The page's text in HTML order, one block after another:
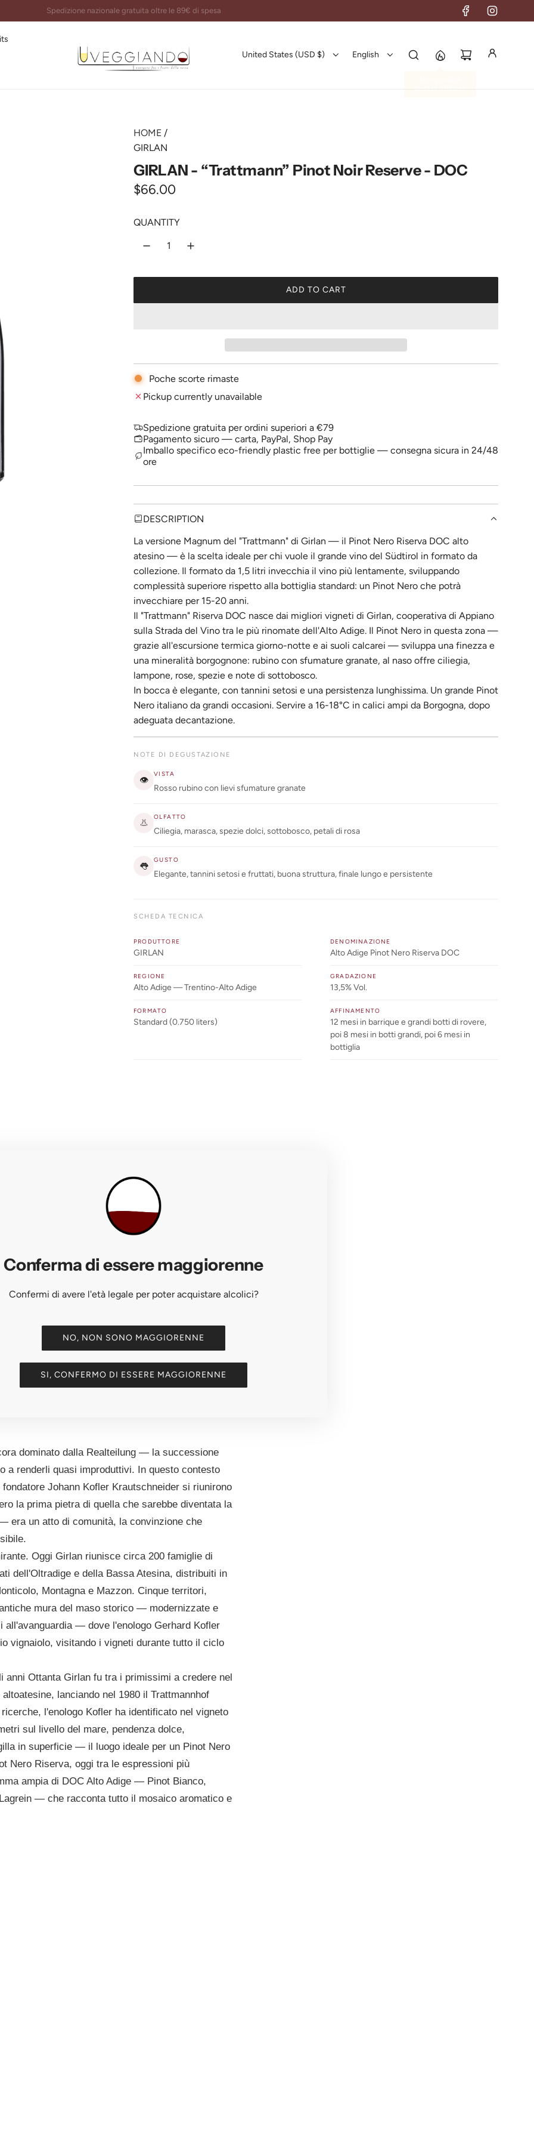
Imballi certificati e spedizioni garantite al 100%
United States (USD $) English
HOME /
GIRLAN
GIRLAN - “Trattmann” Pinot Noir Reserve - DOC
R
g
i
c
$66.00
QUANTITY
ADD TO CART
L
Poche scorte rimaste
Pickup currently unavailable
Spedizione gratuita per ordini superiori a €79
Pagamento sicuro — carta, PayPal, Shop Pay
Imballo specifico eco-friendly plastic free per bottiglie — consegna sicura in 24/48
ore
DESCRIPTION
La versione Magnum del "Trattmann" di Girlan — il Pinot Nero Riserva DOC alto
atesino — è la scelta ideale per chi vuole il grande vino del Südtirol in formato da
collezione. Il formato da 1,5 litri invecchia il vino più lentamente, sviluppando
complessità superiore rispetto alla bottiglia standard: un Pinot Nero che potrà
invecchiare per 15-20 anni.
Il "Trattmann" Riserva DOC nasce dai migliori vigneti di Girlan, cooperativa di Appiano
sulla Strada del Vino tra le più rinomate dell'Alto Adige. Il Pinot Nero in questa zona —
grazie all'escursione termica giorno-notte e ai suoli calcarei — sviluppa una finezza e
una mineralità borgognone: rubino con sfumature granate, al naso offre ciliegia,
lampone, rose, spezie e note di sottobosco.
In bocca è elegante, con tannini setosi e una persistenza lunghissima. Un grande Pinot
Nero italiano da grandi occasioni. Servire a 16-18°C in calici ampi da Borgogna, dopo
adeguata decantazione.
NOTE DI DEGUSTAZIONE
👁
VISTA
Rosso rubino con lievi sfumature granate
👃
OLFATTO
Ciliegia, marasca, spezie dolci, sottobosco, petali di rosa
👅
GUSTO
Elegante, tannini setosi e fruttati, buona struttura, finale lungo e persistente
SCHEDA TECNICA
PRODUTTORE
GIRLAN
DENOMINAZIONE
Alto Adige Pinot Nero Riserva DOC
REGIONE
Alto Adige — Trentino-Alto Adige
GRADAZIONE
13,5% Vol.
FORMATO
Standard (0.750 liters)
AFFINAMENTO
12 mesi in barrique e grandi botti di rovere,
poi 8 mesi in botti grandi, poi 6 mesi in
bottiglia
Monticolo, Montagna, Mazzon)
dominato dalla Realteilung — la successione
a renderli quasi improduttivi. In questo contesto
Johann Kofler Krautschneider si riunirono
la prima pietra di quella che sarebbe diventata la
era un atto di comunità, la convinzione che
Oggi Girlan riunisce circa 200 famiglie di
dell'Oltradige e della Bassa Atesina, distribuiti in
Montagna e Mazzon. Cinque territori,
mura del maso storico — modernizzate e
all'avanguardia — dove l'enologo Gerhard Kofler
vignaiolo, visitando i vigneti durante tutto il ciclo
anni Ottanta Girlan fu tra i primissimi a credere nel
lanciando nel 1980 il Trattmannhof
l'enologo Kofler ha identificato nel vigneto
sul livello del mare, pendenza dolce,
in superficie — il luogo ideale per un Pinot Nero
Nero Riserva, oggi tra le espressioni più
ampia di DOC Alto Adige — Pinot Bianco,
— che racconta tutto il mosaico aromatico e
Conferma di essere maggiorenne
Confermi di avere l'età legale per poter acquistare alcolici?
NO, NON SONO MAGGIORENNE
SI, CONFERMO DI ESSERE MAGGIORENNE